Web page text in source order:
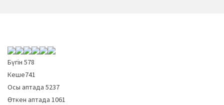
Бүгін 578
Кеше741
Осы аптада 5237
Өткен аптада 1061